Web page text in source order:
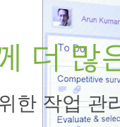
더 많
한 작업 관